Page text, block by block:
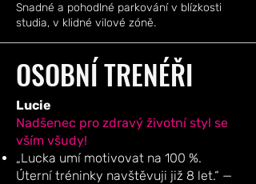
Snadné a pohodlné parkování v blízkosti
studia, v klidné vilové zóně.
OSOBNÍ TRENÉŘI
Lucie
Nadšenec pro zdravý životní styl se
vším všudy!
„Lucka umí motivovat na 100 %.
Úterní tréninky navštěvuji již 8 let.“ —